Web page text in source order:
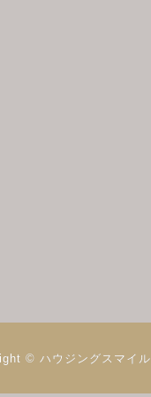
© ハウジングスマイル